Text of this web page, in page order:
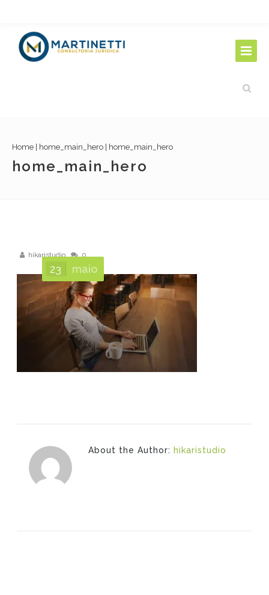
Home home_main_hero home_main_hero
home_main_hero
hikaristudio 0
23 maio
About the Author: hikaristudio